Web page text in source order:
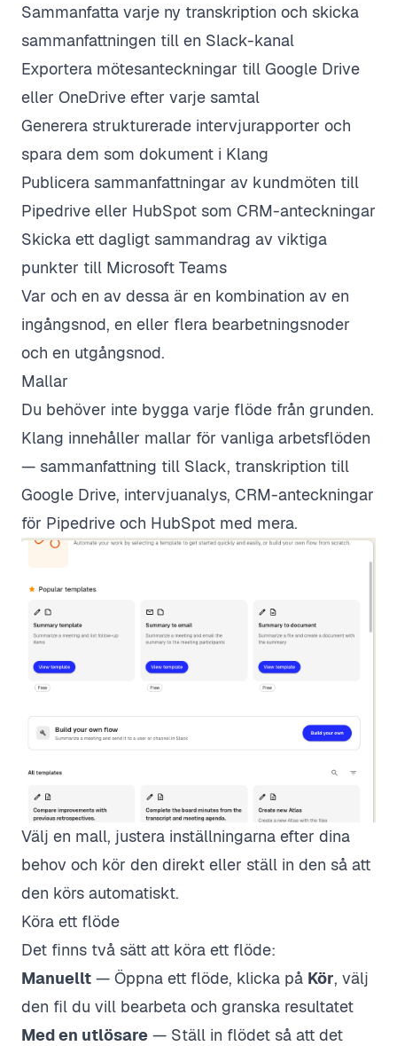
Sammanfatta varje ny transkription och skicka
sammanfattningen till en Slack-kanal
Exportera mötesanteckningar till Google Drive
eller OneDrive efter varje samtal
Generera strukturerade intervjurapporter och
spara dem som dokument i Klang
Publicera sammanfattningar av kundmöten till
Pipedrive eller HubSpot som CRM-anteckningar
Skicka ett dagligt sammandrag av viktiga
punkter till Microsoft Teams
Var och en av dessa är en kombination av en
ingångsnod, en eller flera bearbetningsnoder
och en utgångsnod.
Mallar
Du behöver inte bygga varje flöde från grunden.
Klang innehåller mallar för vanliga arbetsflöden
— sammanfattning till Slack, transkription till
Google Drive, intervjuanalys, CRM-anteckningar
för Pipedrive och HubSpot med mera.
Välj en mall, justera inställningarna efter dina
behov och kör den direkt eller ställ in den så att
den körs automatiskt.
Köra ett flöde
Det finns två sätt att köra ett flöde:
Manuellt — Öppna ett flöde, klicka på Kör, välj
den fil du vill bearbeta och granska resultatet
Med en utlösare — Ställ in flödet så att det